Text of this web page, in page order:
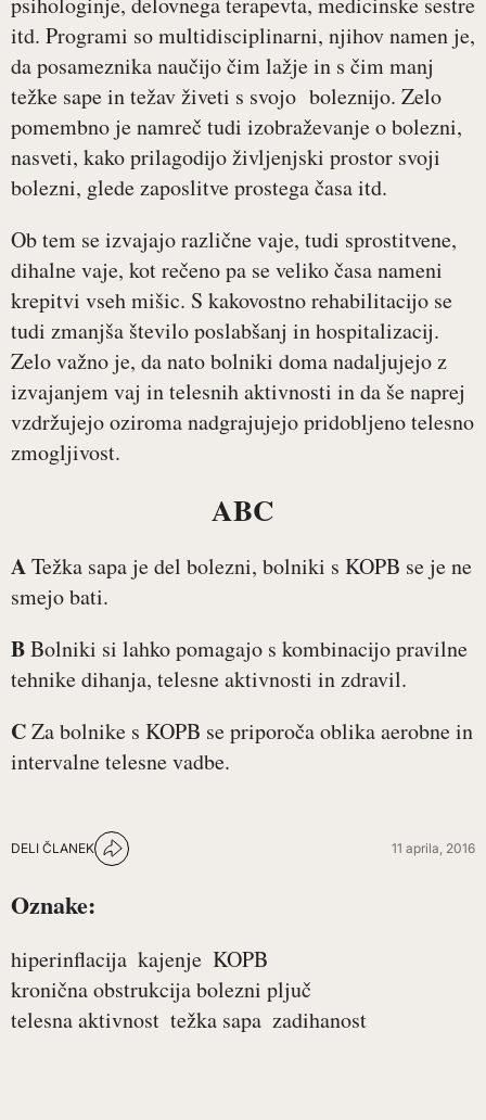
itd. Programi so multidisciplinarni, njihov namen je,
da posameznika naučijo čim lažje in s čim manj
težke sape in težav živeti s svojo boleznijo. Zelo
pomembno je namreč tudi izobraževanje o bolezni,
nasveti, kako prilagodijo življenjski prostor svoji
bolezni, glede zaposlitve prostega časa itd.
Ob tem se izvajajo različne vaje, tudi sprostitvene,
dihalne vaje, kot rečeno pa se veliko časa nameni
krepitvi vseh mišic. S kakovostno rehabilitacijo se
tudi zmanjša število poslabšanj in hospitalizacij.
Zelo važno je, da nato bolniki doma nadaljujejo z
izvajanjem vaj in telesnih aktivnosti in da še naprej
vzdržujejo oziroma nadgrajujejo pridobljeno telesno
zmogljivost.
ABC
ATežka sapa je del bolezni, bolniki s KOPB se je ne
smejo bati.
BBolniki si lahko pomagajo s kombinacijo pravilne
tehnike dihanja, telesne aktivnosti in zdravil.
CZa bolnike s KOPB se priporoča oblika aerobne in
intervalne telesne vadbe.
DELI ČLANEK 11 aprila, 2016
Oznake:
hiperinflacija kajenje KOPB
kronična obstrukcija bolezni pljuč
telesna aktivnost težka sapa zadihanost